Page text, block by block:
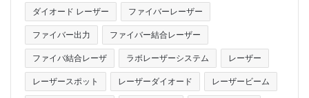
ダイオード レーザー ファイバーレーザー
ファイバー出力 ファイバー結合レーザー
ファイバ結合レーザ ラボレーザーシステム レーザー
レーザースポット レーザーダイオード レーザービーム